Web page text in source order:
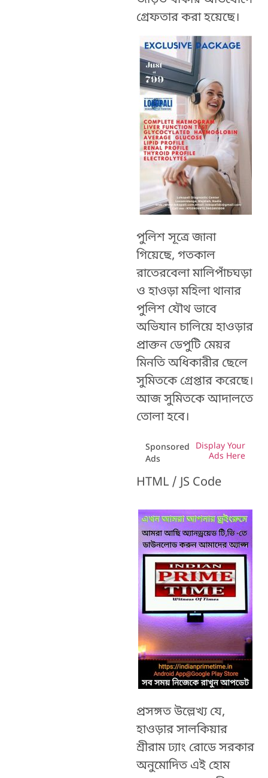
গ্রেফতার করা হয়েছে।
পুলিশ সূত্রে জানা
গিয়েছে, গতকাল
রাতেরবেলা মালিপাঁচঘড়া
ও হাওড়া মহিলা থানার
পুলিশ যৌথ ভাবে
অভিযান চালিয়ে হাওড়ার
প্রাক্তন ডেপুটি মেয়র
মিনতি অধিকারীর ছেলে
সুমিতকে গ্রেপ্তার করেছে।
আজ সুমিতকে আদালতে
তোলা হবে।
Sponsored
Ads
Display Your
Ads Here
HTML / JS Code
প্রসঙ্গত উল্লেখ্য যে,
হাওড়ার সালকিয়ার
শ্রীরাম ঢ্যাং রোডে সরকার
অনুমোদিত এই হোম